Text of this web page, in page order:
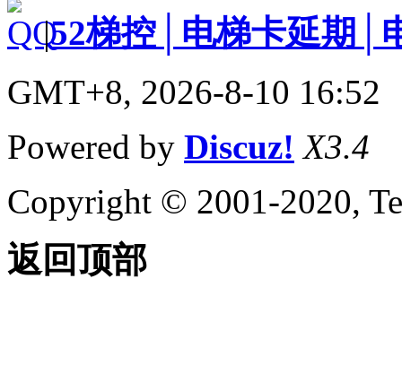
|52梯控│电梯卡延期│
GMT+8, 2026-8-10 16:52
Powered by Discuz! X3.4
Copyright © 2001-2020,
返回顶部